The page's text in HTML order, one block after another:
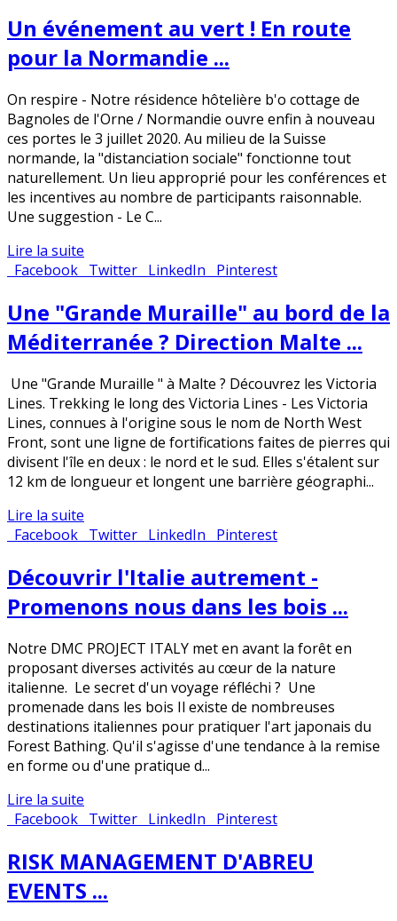
Un événement au vert ! En route
pour la Normandie ...
On respire - Notre résidence hôtelière b'o cottage de
Bagnoles de l'Orne / Normandie ouvre enfin à nouveau
ces portes le 3 juillet 2020. Au milieu de la Suisse
normande, la "distanciation sociale" fonctionne tout
naturellement. Un lieu approprié pour les conférences et
les incentives au nombre de participants raisonnable.
Une suggestion - Le C...
Lire la suite
Facebook Twitter LinkedIn Pinterest
Une "Grande Muraille" au bord de la
Méditerranée ? Direction Malte ...
Une "Grande Muraille " à Malte ? Découvrez les Victoria
Lines. Trekking le long des Victoria Lines - Les Victoria
Lines, connues à l'origine sous le nom de North West
Front, sont une ligne de fortifications faites de pierres qui
divisent l'île en deux : le nord et le sud. Elles s'étalent sur
12 km de longueur et longent une barrière géographi...
Lire la suite
Facebook Twitter LinkedIn Pinterest
Découvrir l'Italie autrement -
Promenons nous dans les bois ...
Notre DMC PROJECT ITALY met en avant la forêt en
proposant diverses activités au cœur de la nature
italienne. Le secret d'un voyage réfléchi ? Une
promenade dans les bois Il existe de nombreuses
destinations italiennes pour pratiquer l'art japonais du
Forest Bathing. Qu'il s'agisse d'une tendance à la remise
en forme ou d'une pratique d...
Lire la suite
Facebook Twitter LinkedIn Pinterest
RISK MANAGEMENT D'ABREU
EVENTS ...